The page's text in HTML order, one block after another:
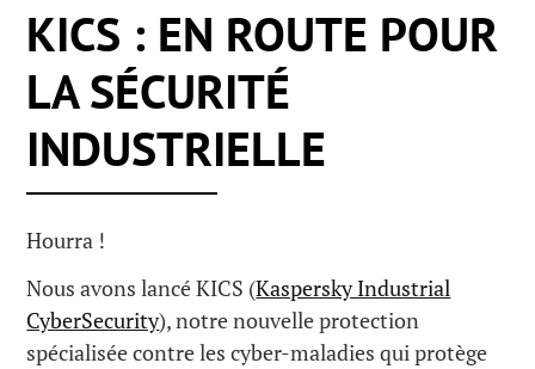
KICS : EN ROUTE POUR
LA SÉCURITÉ
INDUSTRIELLE
Hourra !
Nous avons lancé KICS (Kaspersky Industrial
CyberSecurity), notre nouvelle protection
spécialisée contre les cyber-maladies qui protège